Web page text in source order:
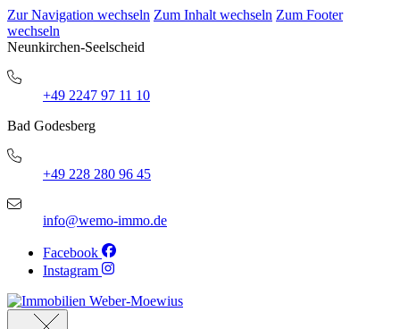
Zur Navigation wechseln Zum Inhalt wechseln Zum Footer
wechseln
Neunkirchen-Seelscheid
+49 2247 97 11 10
Bad Godesberg
+49 228 280 96 45
info@wemo-immo.de
Facebook
Instagram